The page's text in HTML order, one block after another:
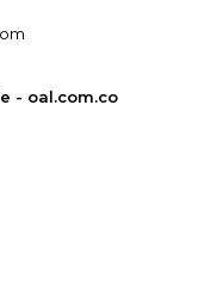
- oal.com.co